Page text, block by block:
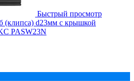
Быстрый просмотр
(клипса) d23мм с крышкой
PASW23N